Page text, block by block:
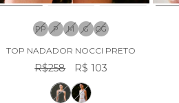
PP P M G GG
TOP NADADOR NOCCI PRETO
R$258 R$ 103